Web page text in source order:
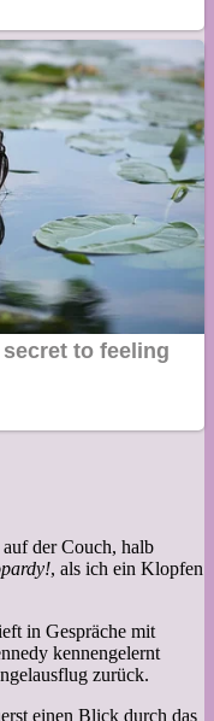
der Couch, halb
, als ich ein Klopfen
in Gespräche mit
kennengelernt
zurück.
einen Blick durch das